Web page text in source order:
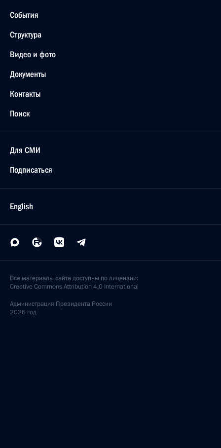
События
Структура
Видео и фото
Документы
Контакты
Поиск
Для СМИ
Подписаться
English
Все материалы сайта доступны по лицензии:
Creative Commons Attribution 4.0 International
Администрация Президента России
2026 год